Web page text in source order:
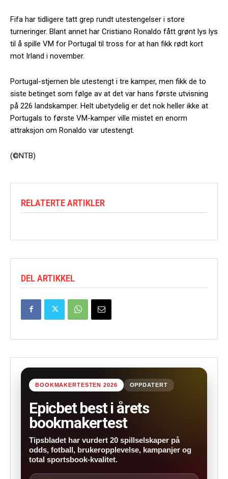
Fifa har tidligere tatt grep rundt utestengelser i store
turneringer. Blant annet har Cristiano Ronaldo fått grønt lys lys
til å spille VM for Portugal til tross for at han fikk rødt kort
mot Irland i november.
Portugal-stjernen ble utestengt i tre kamper, men fikk de to
siste betinget som følge av at det var hans første utvisning
på 226 landskamper. Helt ubetydelig er det nok heller ikke at
Portugals to første VM-kamper ville mistet en enorm
attraksjon om Ronaldo var utestengt.
(©NTB)
RELATERTE ARTIKLER
DEL ARTIKKEL
BOOKMAKERTESTEN 2026 OPPDATERT
Epicbet best i årets
bookmakertest
Tipsbladet har vurdert 20 spillselskaper på
odds, fotball, brukeropplevelse, kampanjer og
total sportsbook-kvalitet.